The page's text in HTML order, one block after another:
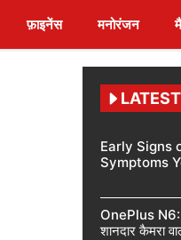
फ़ाइनेंस मनोरंजन
Early Signs
Symptoms
OnePlus N6:
शानदार कैमरा